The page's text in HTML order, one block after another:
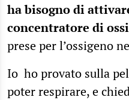
ha bisogno di
concentratore di
prese per l’ossigeno
Io ho provato sulla
poter respirare, e